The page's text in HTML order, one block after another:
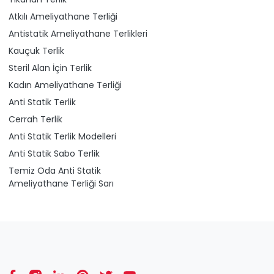
Atkılı Ameliyathane Terliği
Antistatik Ameliyathane Terlikleri
Kauçuk Terlik
Steril Alan İçin Terlik
Kadın Ameliyathane Terliği
Anti Statik Terlik
Cerrah Terlik
Anti Statik Terlik Modelleri
Anti Statik Sabo Terlik
Temiz Oda Anti Statik
Ameliyathane Terliği Sarı